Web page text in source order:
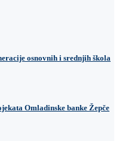
osnovnih i srednjih škola
Omladinske banke Žepče